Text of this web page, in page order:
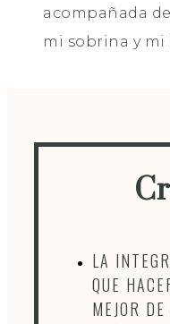
acompañada
mi sobrina y mi
LA
QUE
MEJOR